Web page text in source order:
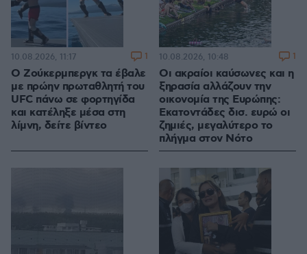
Ο Ζούκερμπεργκ τα έβαλε
με πρώην πρωταθλητή του
UFC πάνω σε φορτηγίδα
και κατέληξε μέσα στη
λίμνη, δείτε βίντεο
10.08.2026, 11:17 1
Οι ακραίοι καύσωνες και η
ξηρασία αλλάζουν την
οικονομία της Ευρώπης:
Εκατοντάδες δισ. ευρώ οι
ζημιές, μεγαλύτερο το
πλήγμα στον Νότο
10.08.2026, 10:48 1